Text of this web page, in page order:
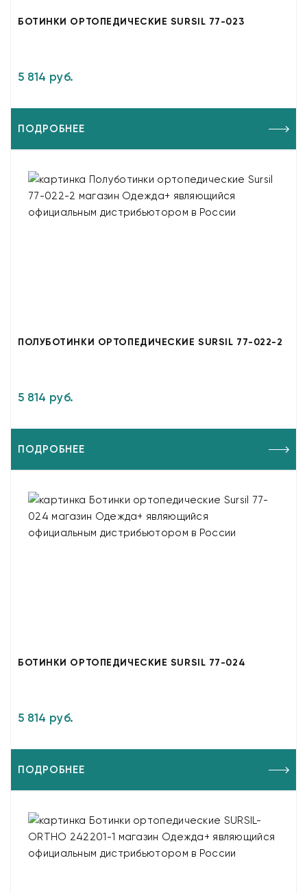
БОТИНКИ ОРТОПЕДИЧЕСКИЕ SURSIL 77-023
5 814 руб.
ПОДРОБНЕЕ
ПОЛУБОТИНКИ ОРТОПЕДИЧЕСКИЕ SURSIL 77-022-2
5 814 руб.
ПОДРОБНЕЕ
БОТИНКИ ОРТОПЕДИЧЕСКИЕ SURSIL 77-024
5 814 руб.
ПОДРОБНЕЕ